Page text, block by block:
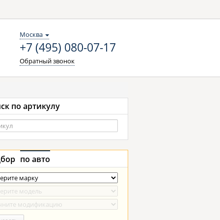
Москва
+7 (495) 080-07-17
Обратный звонок
по артикулу
по авто